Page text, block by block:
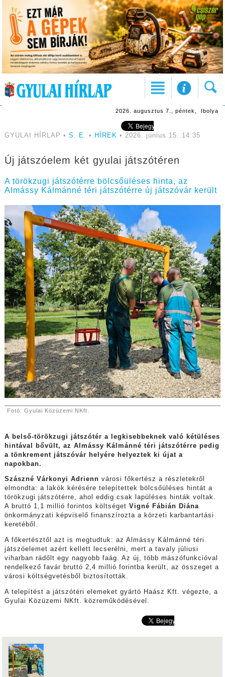
2026. augusztus 7., péntek, Ibolya
GYULAI HÍRLAP • S. E. • HÍREK • 2026. június 15. 14:35
Új játszóelem két gyulai játszótéren
A törökzugi játszótérre bölcsőüléses hinta, az
Almássy Kálmánné téri játszótérre új játszóvár került
Fotó: Gyulai Közüzemi NKft.
A belső-törökzugi játszótér a legkisebbeknek való kétüléses
hintával bővült, az Almássy Kálmánné téri játszótérre pedig
a tönkrement játszóvár helyére helyeztek ki újat a
napokban.
Szászné Várkonyi Adrienn városi főkertész a részletekről
elmondta: a lakók kérésére telepítettek bölcsőüléses hintát a
törökzugi játszótérre, ahol eddig csak lapüléses hinták voltak.
A bruttó 1,1 millió forintos költséget Vigné Fábián Diána
önkormányzati képviselő finanszírozta a körzeti karbantartási
keretéből.
A főkertésztől azt is megtudtuk: az Almássy Kálmánné téri
játszóelemet azért kellett lecserélni, mert a tavaly júliusi
viharban rádőlt egy nagyobb faág. Az új, több mászófunkcióval
rendelkező favár bruttó 2,4 millió forintba került, az összeget a
városi költségvetésből biztosították.
A telepítést a játszótéri elemeket gyártó Haász Kft. végezte, a
Gyulai Közüzemi NKft. közreműködésével.